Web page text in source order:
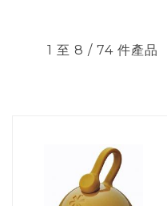
1 至 8 / 74 件產品